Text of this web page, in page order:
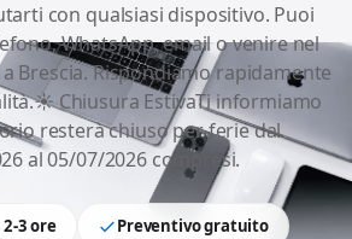
con qualsiasi dispositivo. Puoi
WhatsApp, email o venire nel
Brescia. Rispondiamo rapidamente
Chiusura EstivaTi informiamo
resterà chiuso per ferie dal
al 05/07/2026 compresi.
3 ore Preventivo gratuito